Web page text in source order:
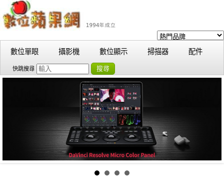
數位單眼 攝影機 數位顯示 掃描器 配件
快跳搜尋 搜尋